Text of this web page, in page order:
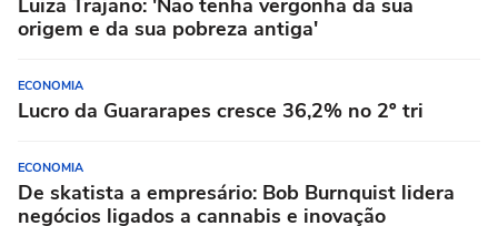
Luiza Trajano: 'Não tenha vergonha da sua
origem e da sua pobreza antiga'
ECONOMIA
Lucro da Guararapes cresce 36,2% no 2º tri
ECONOMIA
De skatista a empresário: Bob Burnquist lidera
negócios ligados a cannabis e inovação